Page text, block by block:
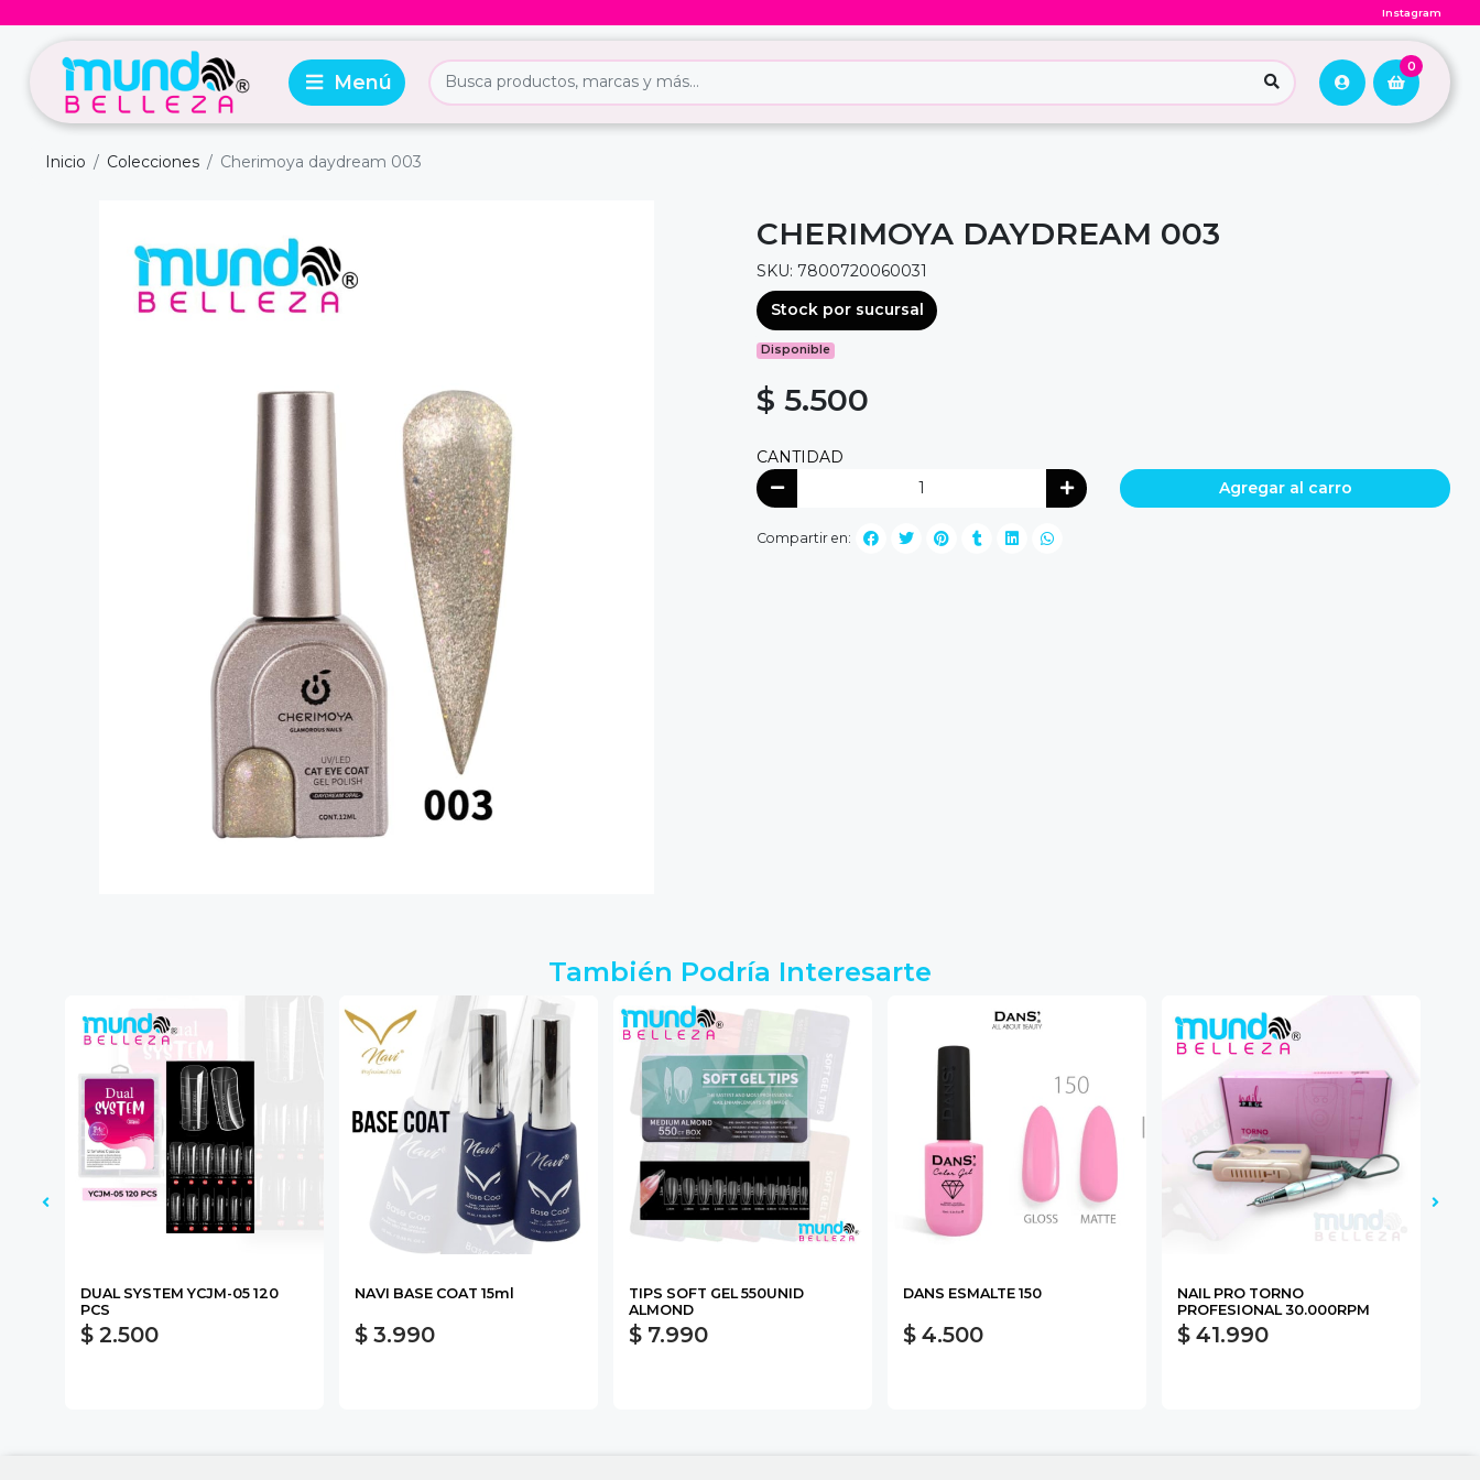
Instagram
0
Inicio Colecciones Cherimoya daydream 003
CHERIMOYA DAYDREAM 003
SKU: 7800720060031
Stock por sucursal
Disponible
$ 5.500
CANTIDAD
Agregar al carro
Compartir en:
También Podría Interesarte
DUAL SYSTEM YCJM-05 120
PCS
$ 2.500
NAVI BASE COAT 15ml
$ 3.990
TIPS SOFT GEL 550UNID
ALMOND
$ 7.990
DANS ESMALTE 150
$ 4.500
NAIL PRO TORNO
PROFESIONAL 30.000RPM
$ 41.990